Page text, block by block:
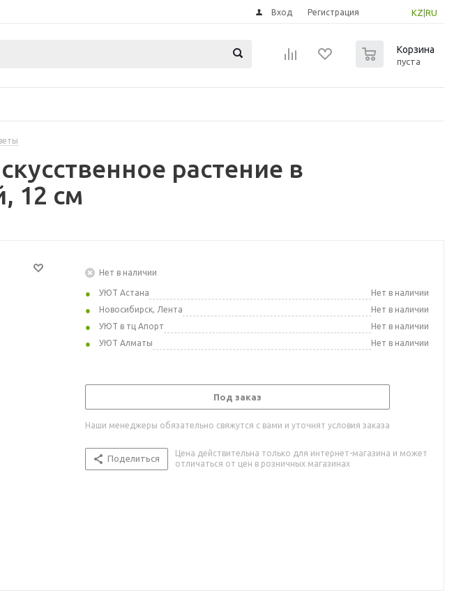
KZ RU
Вход Регистрация
Корзина
пуста
растение в
12 см
Нет в наличии
УЮТ Астана
Нет в наличии
Новосибирск, Лента
Нет в наличии
УЮТ в тц Апорт
Нет в наличии
УЮТ Алматы
Нет в наличии
Под заказ
Наши менеджеры обязательно свяжутся с вами и уточнят условия заказа
Поделиться
Цена действительна только для интернет-магазина и может
отличаться от цен в розничных магазинах